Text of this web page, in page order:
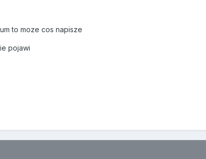
to moze cos napisze
pojawi